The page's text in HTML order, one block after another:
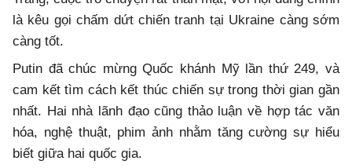
là kêu gọi chấm dứt chiến tranh tại Ukraine càng sớm
càng tốt.
Putin đã chúc mừng Quốc khánh Mỹ lần thứ 249, và
cam kết tìm cách kết thúc chiến sự trong thời gian gần
nhất. Hai nhà lãnh đạo cũng thảo luận về hợp tác văn
hóa, nghệ thuật, phim ảnh nhằm tăng cường sự hiểu
biết giữa hai quốc gia.